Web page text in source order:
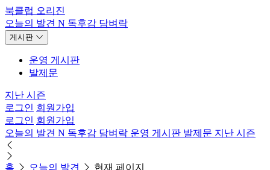
북클럽 오리진
오늘의 발견 N 독후감 담벼락
게시판
운영 게시판
발제문
지난 시즌
로그인 회원가입
로그인 회원가입
오늘의 발견 N 독후감 담벼락 운영 게시판 발제문 지난 시즌
홈 오늘의 발견 현재 페이지